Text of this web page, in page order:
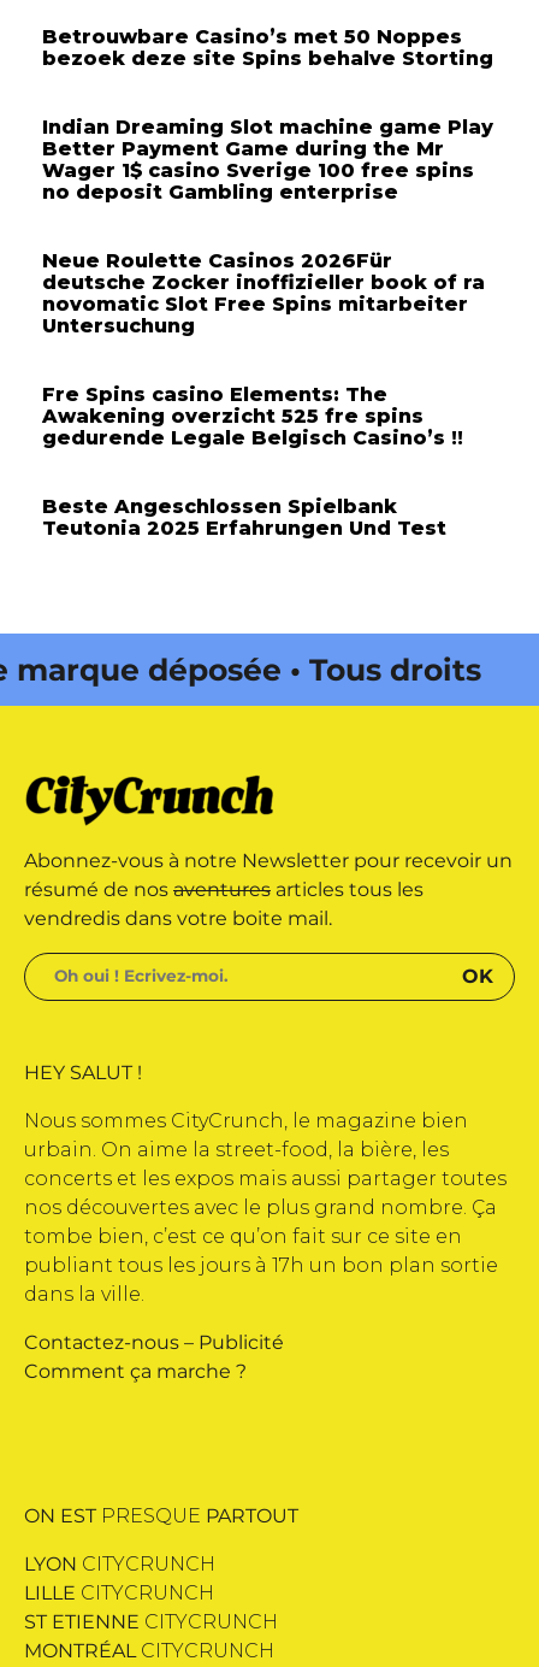
Betrouwbare Casino’s met 50 Noppes
bezoek deze site Spins behalve Storting
Indian Dreaming Slot machine game Play
Better Payment Game during the Mr
Wager 1$ casino Sverige 100 free spins
no deposit Gambling enterprise
Neue Roulette Casinos 2026Für
deutsche Zocker inoffizieller book of ra
novomatic Slot Free Spins mitarbeiter
Untersuchung
Fre Spins casino Elements: The
Awakening overzicht 525 fre spins
gedurende Legale Belgisch Casino’s !!
Beste Angeschlossen Spielbank
Teutonia 2025 Erfahrungen Und Test
déposée • Tous droits
déposée • Tous droits
par Buena Onda Web •
Abonnez-vous à notre Newsletter pour recevoir un
résumé de nos aventures articles tous les
vendredis dans votre boite mail.
HEY SALUT !
Nous sommes CityCrunch, le magazine bien
urbain. On aime la street-food, la bière, les
concerts et les expos mais aussi partager toutes
nos découvertes avec le plus grand nombre. Ça
tombe bien, c’est ce qu’on fait sur ce site en
publiant tous les jours à 17h un bon plan sortie
dans la ville.
Contactez-nous – Publicité
Comment ça marche ?
ON EST PRESQUE PARTOUT
LYON CITYCRUNCH
LILLE CITYCRUNCH
ST ETIENNE CITYCRUNCH
MONTRÉALCITYCRUNCH